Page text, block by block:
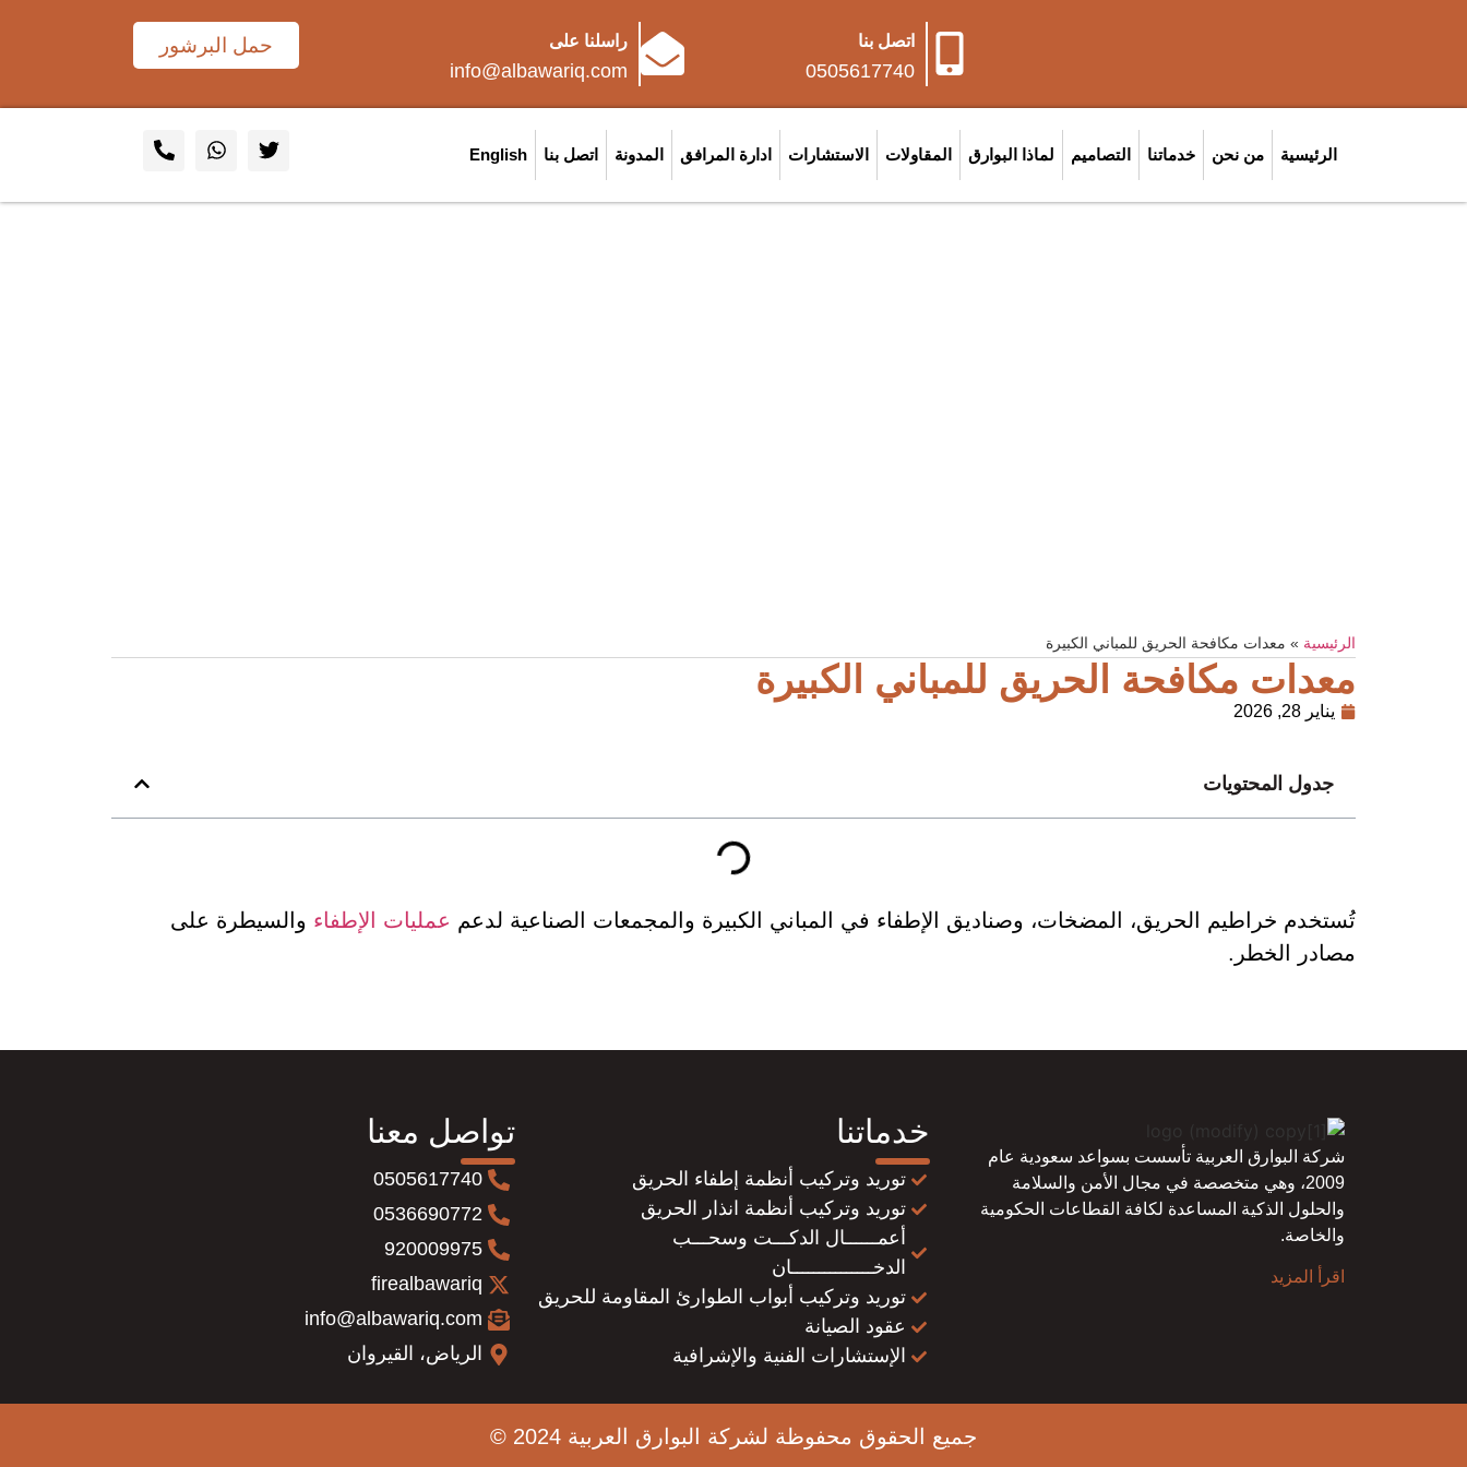
اتصل بنا
0505617740
راسلنا على
info@albawariq.com
حمل البرشور
الرئيسية من نحن خدماتنا التصاميم لماذا البوارق المقاولات الاستشارات ادارة المرافق المدونة اتصل بنا English
الرئيسية » معدات مكافحة الحريق للمباني الكبيرة
معدات مكافحة الحريق للمباني الكبيرة
يناير 28, 2026
جدول المحتويات
تُستخدم خراطيم الحريق، المضخات، وصناديق الإطفاء في المباني الكبيرة والمجمعات الصناعية لدعم عمليات الإطفاء والسيطرة على
مصادر الخطر.
شركة البوارق العربية تأسست بسواعد سعودية عام
2009، وهي متخصصة في مجال الأمن والسلامة
والحلول الذكية المساعدة لكافة القطاعات الحكومية
والخاصة.
اقرأ المزيد
خدماتنا
توريد وتركيب أنظمة إطفاء الحريق
توريد وتركيب أنظمة انذار الحريق
أعمــــــال الدكـــت وسحـــب
الدخـــــــــــــــان
توريد وتركيب أبواب الطوارئ المقاومة للحريق
عقود الصيانة
الإستشارات الفنية والإشرافية
تواصل معنا
0505617740
0536690772
920009975
firealbawariq
info@albawariq.com
الرياض، القيروان
جميع الحقوق محفوظة لشركة البوارق العربية 2024 ©